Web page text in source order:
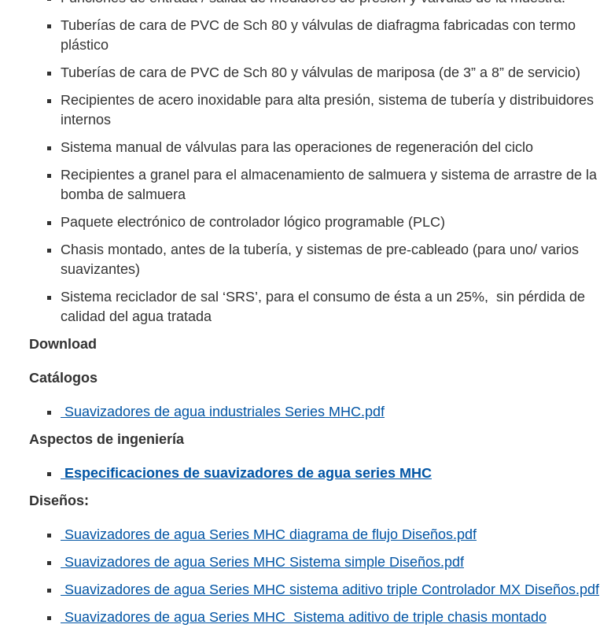
Tuberías de cara de PVC de Sch 80 y válvulas de diafragma fabricadas con termo
plástico
Tuberías de cara de PVC de Sch 80 y válvulas de mariposa (de 3” a 8” de servicio)
Recipientes de acero inoxidable para alta presión, sistema de tubería y distribuidores
internos
Sistema manual de válvulas para las operaciones de regeneración del ciclo
Recipientes a granel para el almacenamiento de salmuera y sistema de arrastre de la
bomba de salmuera
Paquete electrónico de controlador lógico programable (PLC)
Chasis montado, antes de la tubería, y sistemas de pre-cableado (para uno/ varios
suavizantes)
Sistema reciclador de sal ‘SRS’, para el consumo de ésta a un 25%, sin pérdida de
calidad del agua tratada
Download
Catálogos
Suavizadores de agua industriales Series MHC.pdf
Aspectos de ingeniería
Especificaciones de suavizadores de agua series MHC
Diseños:
Suavizadores de agua Series MHC diagrama de flujo Diseños.pdf
Suavizadores de agua Series MHC Sistema simple Diseños.pdf
Suavizadores de agua Series MHC sistema aditivo triple Controlador MX Diseños.pdf
Suavizadores de agua Series MHC Sistema aditivo de triple chasis montado